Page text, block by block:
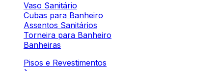
Vaso Sanitário
Cubas para Banheiro
Assentos Sanitários
Torneira para Banheiro
Banheiras
Pisos e Revestimentos